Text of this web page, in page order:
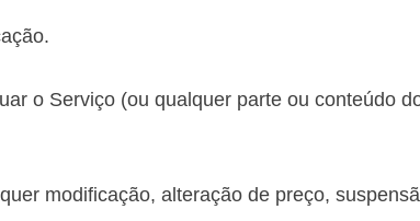
o Serviço (ou qualquer parte ou conteúdo
modificação, alteração de preço,